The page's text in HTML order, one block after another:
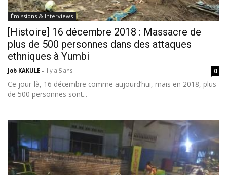
Émissions & Interviews
[Histoire] 16 décembre 2018 : Massacre de
plus de 500 personnes dans des attaques
ethniques à Yumbi
Job KAKULE - Il y a 5 ans 0
Ce jour-là, 16 décembre comme aujourd’hui, mais en 2018, plus
de 500 personnes sont...